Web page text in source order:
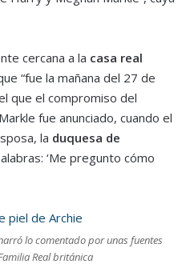
cercana a la casa real
“fue la mañana del 27 de
que el compromiso del
fue anunciado, cuando el
la duquesa de
‘Me pregunto cómo
lo comentado por unas fuentes
Real británica